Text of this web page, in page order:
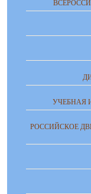
УЧЕБНАЯ
РОССИЙСКОЕ